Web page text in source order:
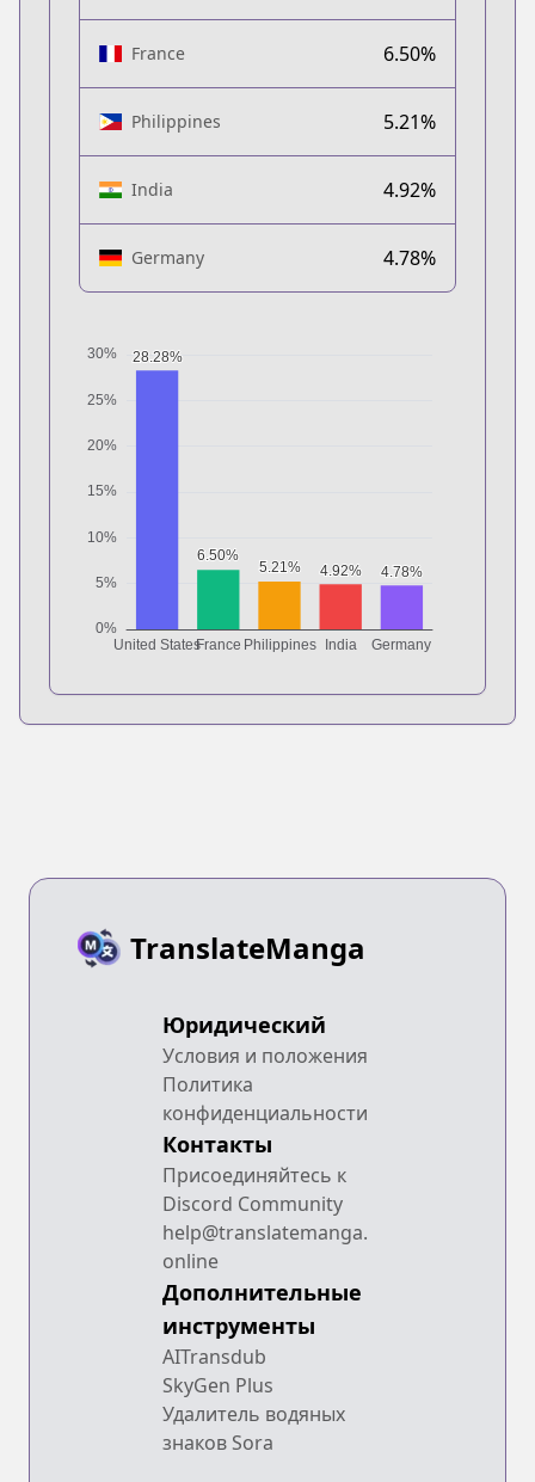
France 6.50%
Philippines 5.21%
India 4.92%
Germany 4.78%
TranslateManga
Юридический
Условия и положения
Политика
конфиденциальности
Контакты
Присоединяйтесь к
Discord Community
help@translatemanga.
online
Дополнительные
инструменты
AITransdub
SkyGen Plus
Удалитель водяных
знаков Sora